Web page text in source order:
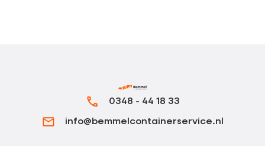
0348 - 44 18 33
info@bemmelcontainerservice.nl